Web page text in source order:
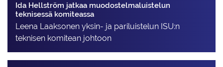
Ida Hellström jatkaa muodostelmaluistelun
teknisessä komiteassa
Leena Laaksonen yksin- ja pariluistelun ISU:n
teknisen komitean johtoon